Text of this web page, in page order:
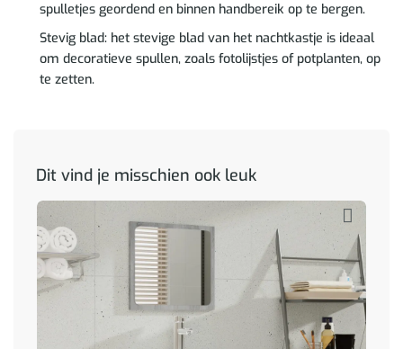
spulletjes geordend en binnen handbereik op te bergen.
Stevig blad: het stevige blad van het nachtkastje is ideaal
om decoratieve spullen, zoals fotolijstjes of potplanten, op
te zetten.
Dit vind je misschien ook leuk